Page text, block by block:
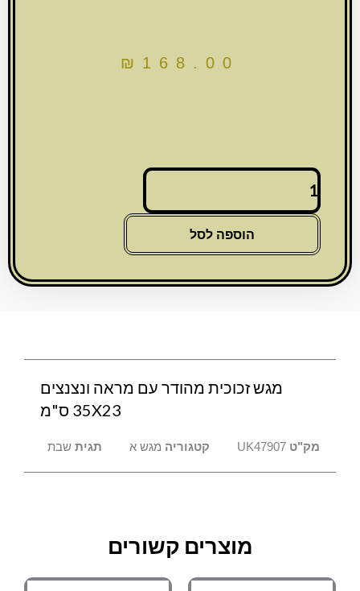
₪ 168.00
כמות
של
מגש
מהודר
מראה
הוספה לסל
מגש זכוכית מהודר עם מראה ונצנצים
35X23 ס"מ
מק"ט UK47907 קטגוריה מגש א תגית שבת
מוצרים קשורים